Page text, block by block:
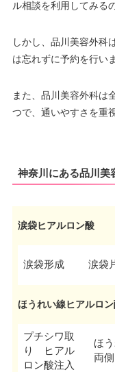
ル相談を利用してみる
しかし、品川美容外科
は忘れずに予約を行い
また、品川美容外科は
つで、通いやすさを重
神奈川にある品川美
涙袋ヒアルロン酸
涙袋形成 涙袋
ほうれい線ヒアルロ
プチシワ取
り ヒアル
ロン酸注入
ほ
両側